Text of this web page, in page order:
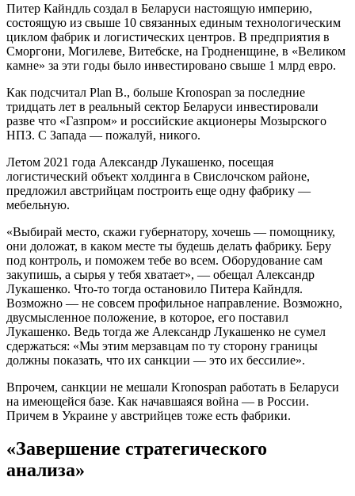
Питер Кайндль создал в Беларуси настоящую империю,
состоящую из свыше 10 связанных единым технологическим
циклом фабрик и логистических центров. В предприятия в
Сморгони, Могилеве, Витебске, на Гродненщине, в «Великом
камне» за эти годы было инвестировано свыше 1 млрд евро.
Как подсчитал Plan B., больше Kronospan за последние
тридцать лет в реальный сектор Беларуси инвестировали
разве что «Газпром» и российские акционеры Мозырского
НПЗ. С Запада — пожалуй, никого.
Летом 2021 года Александр Лукашенко, посещая
логистический объект холдинга в Свислочском районе,
предложил австрийцам построить еще одну фабрику —
мебельную.
«Выбирай место, скажи губернатору, хочешь — помощнику,
они доложат, в каком месте ты будешь делать фабрику. Беру
под контроль, и поможем тебе во всем. Оборудование сам
закупишь, а сырья у тебя хватает», — обещал Александр
Лукашенко. Что-то тогда остановило Питера Кайндля.
Возможно — не совсем профильное направление. Возможно,
двусмысленное положение, в которое, его поставил
Лукашенко. Ведь тогда же Александр Лукашенко не сумел
сдержаться: «Мы этим мерзавцам по ту сторону границы
должны показать, что их санкции — это их бессилие».
Впрочем, санкции не мешали Kronospan работать в Беларуси
на имеющейся базе. Как начавшаяся война — в России.
Причем в Украине у австрийцев тоже есть фабрики.
«Завершение стратегического
анализа»